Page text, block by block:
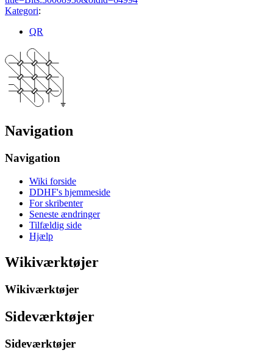
Kategori:
QR
Navigation
Navigation
Wiki forside
DDHF's hjemmeside
For skribenter
Seneste ændringer
Tilfældig side
Hjælp
Wikiværktøjer
Wikiværktøjer
Sideværktøjer
Sideværktøjer